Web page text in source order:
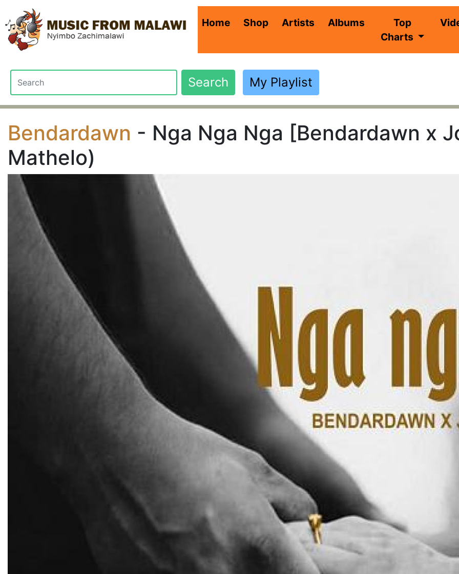
Home(current)
Shop Artists Albums
Top
Charts
Search My Playlist
Bendardawn - Nga Nga Nga [Bendardawn x
Mathelo)